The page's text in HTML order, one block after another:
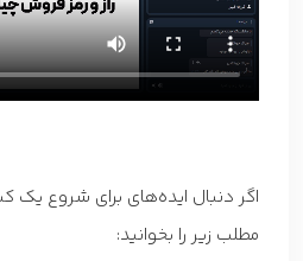
اگر دنبال ایده‌های برای شروع
مطلب زیر را بخوانید: